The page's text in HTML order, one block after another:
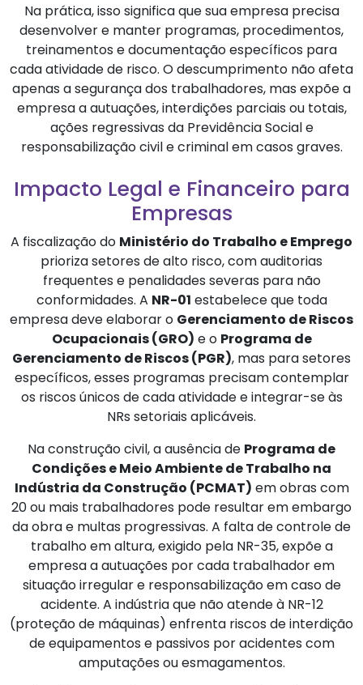
Na prática, isso significa que sua empresa precisa
desenvolver e manter programas, procedimentos,
treinamentos e documentação específicos para
cada atividade de risco. O descumprimento não afeta
apenas a segurança dos trabalhadores, mas expõe a
empresa a autuações, interdições parciais ou totais,
ações regressivas da Previdência Social e
responsabilização civil e criminal em casos graves.
Impacto Legal e Financeiro para
Empresas
A fiscalização do Ministério do Trabalho e Emprego
prioriza setores de alto risco, com auditorias
frequentes e penalidades severas para não
conformidades. A NR-01 estabelece que toda
empresa deve elaborar o Gerenciamento de Riscos
Ocupacionais (GRO) e o Programa de
Gerenciamento de Riscos (PGR), mas para setores
específicos, esses programas precisam contemplar
os riscos únicos de cada atividade e integrar-se às
NRs setoriais aplicáveis.
Na construção civil, a ausência de Programa de
Condições e Meio Ambiente de Trabalho na
Indústria da Construção (PCMAT) em obras com
20 ou mais trabalhadores pode resultar em embargo
da obra e multas progressivas. A falta de controle de
trabalho em altura, exigido pela NR-35, expõe a
empresa a autuações por cada trabalhador em
situação irregular e responsabilização em caso de
acidente. A indústria que não atende à NR-12
(proteção de máquinas) enfrenta riscos de interdição
de equipamentos e passivos por acidentes com
amputações ou esmagamentos.